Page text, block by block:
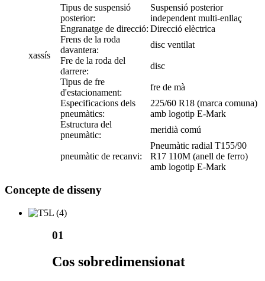
xassís
Tipus de suspensió
posterior:
Suspensió posterior
independent multi-enllaç
Engranatge de direcció: Direcció elèctrica
Frens de la roda
davantera:
disc ventilat
Fre de la roda del
darrere:
disc
Tipus de fre
d'estacionament:
fre de mà
Especificacions dels
pneumàtics:
225/60 R18 (marca comuna)
amb logotip E-Mark
Estructura del
pneumàtic:
meridià comú
pneumàtic de recanvi:
Pneumàtic radial T155/90
R17 110M (anell de ferro)
amb logotip E-Mark
Concepte de disseny
01
Cos sobredimensionat